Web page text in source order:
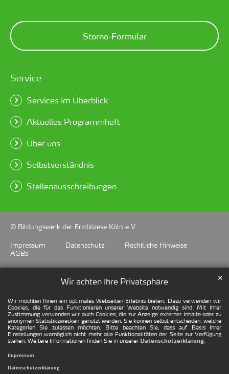
Wir achten Ihre Privatsphäre
Wir möchten Ihnen ein optimales Webseiten-Erlebnis bieten. Dazu verwenden wir
Cookies, die für das Funktionieren unserer Website notwendig sind. Mit Ihrer
Zustimmung verwenden wir auch Cookies, die zur Anzeige externer Inhalte oder zu
anonymen Statistikzwecken genutzt werden. Sie können selbst entscheiden, welche
Kategorien Sie zulassen möchten. Bitte beachten Sie, dass auf Basis Ihrer
Einstellungen womöglich nicht mehr alle Funktionalitäten der Seite zur Verfügung
stehen. Weitere Informationen finden Sie in unserer Datenschutzerklärung.
✕
Impressum
Datenschutzerklärung
Storno-Formular
Service
Services im Überblick
Aktuelles Programmheft
Über uns
Selbstverständnis
Stellenausschreibungen
© Bildungswerk der Erzdiözese Köln e.V.
Impressum
Datenschutz
Rechtliche Hinweise
AGBs